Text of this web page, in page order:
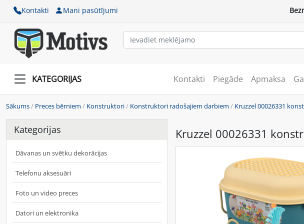
Kontakti Mani pasūtījumi
KATEGORIJAS Kontakti Piegāde Apmaksa
Sākums/ Preces bērniem / Konstruktori/ Konstruktori radošajiem darbiem / Kruzzel 00026331
Kategorijas
Dāvanas un svētku dekorācijas
Telefonu aksesuāri
Foto un video preces
Datori un elektronika
Kruzzel 00026331